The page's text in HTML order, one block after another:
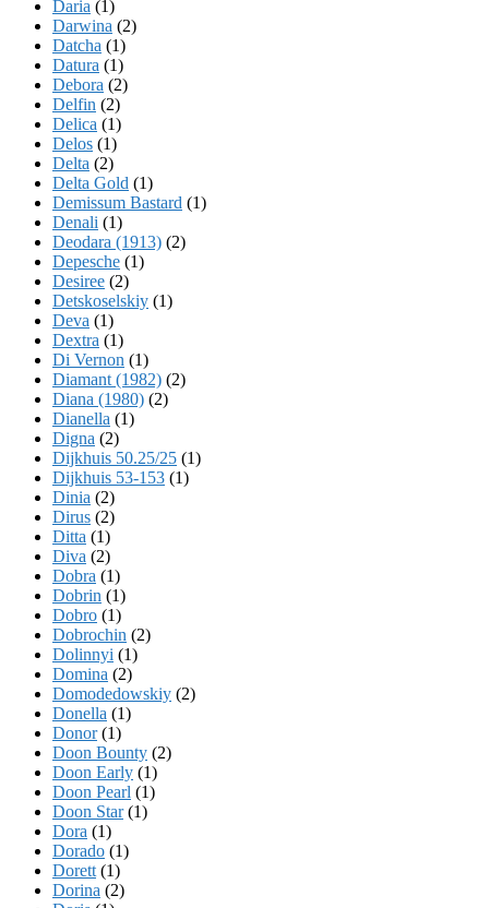
Daria (1)
Darwina (2)
Datcha (1)
Datura (1)
Debora (2)
Delfin (2)
Delica (1)
Delos (1)
Delta (2)
Delta Gold (1)
Demissum Bastard (1)
Denali (1)
Deodara (1913) (2)
Depesche (1)
Desiree (2)
Detskoselskiy (1)
Deva (1)
Dextra (1)
Di Vernon (1)
Diamant (1982) (2)
Diana (1980) (2)
Dianella (1)
Digna (2)
Dijkhuis 50.25/25 (1)
Dijkhuis 53-153 (1)
Dinia (2)
Dirus (2)
Ditta (1)
Diva (2)
Dobra (1)
Dobrin (1)
Dobro (1)
Dobrochin (2)
Dolinnyi (1)
Domina (2)
Domodedowskiy (2)
Donella (1)
Donor(1)
Doon Bounty (2)
Doon Early (1)
Doon Pearl (1)
Doon Star(1)
Dora (1)
Dorado (1)
Dorett (1)
Dorina (2)